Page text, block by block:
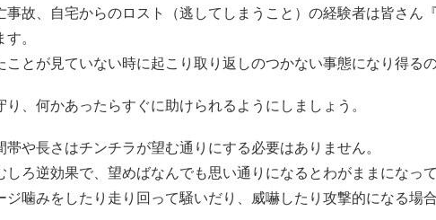
事故、自宅からのロスト（逃してしまうこと）の経験者は皆さん
。
とが見ていない時に起こり取り返しのつかない事態になり得るの
、何かあったらすぐに助けられるようにしましょう。
や長さはチンチラが望む通りにする必要はありません。
しろ逆効果で、望めばなんでも思い通りになるとわがままになっ
噛みをしたり走り回って騒いだり、威嚇したり攻撃的になる場合